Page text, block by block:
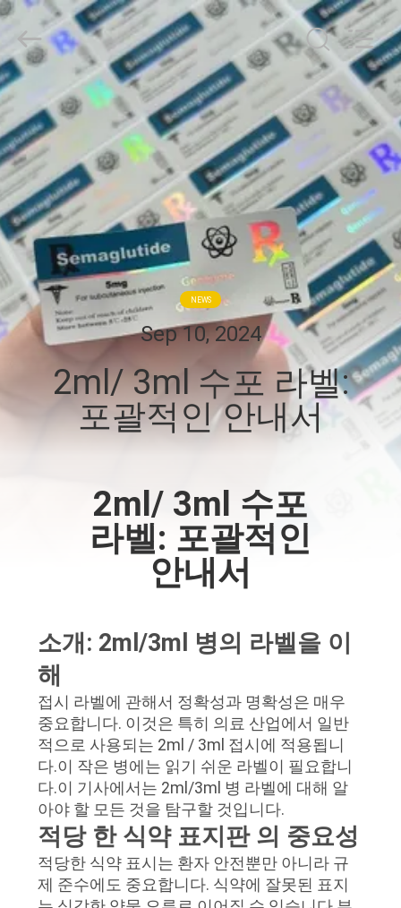
집
제
품
우
리
에
하
여
Copyright
©
2017
2026
Hjtc
(Xiamen)
Industry
Co.,
Ltd.
All
Rights
Reserved.
NEWS
Sep 10, 2024
2ml/ 3ml 수포 라벨:
포괄적인 안내서
2ml/ 3ml 수포
라벨: 포괄적인
안내서
소개: 2ml/3ml 병의 라벨을 이
해
접시 라벨에 관해서 정확성과 명확성은 매우
중요합니다. 이것은 특히 의료 산업에서 일반
적으로 사용되는 2ml / 3ml 접시에 적용됩니
다.이 작은 병에는 읽기 쉬운 라벨이 필요합니
다.이 기사에서는 2ml/3ml 병 라벨에 대해 알
아야 할 모든 것을 탐구할 것입니다.
적당 한 식약 표지판 의 중요성
적당한 식약 표시는 환자 안전뿐만 아니라 규
제 준수에도 중요합니다. 식약에 잘못된 표지